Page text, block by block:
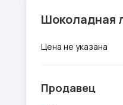
Шоколадная
Цена не указана
Продавец